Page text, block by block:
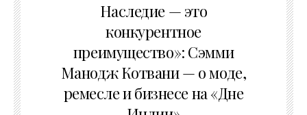
Наследие — это
конкурентное
преимущество»: Сэмми
Манодж Котвани — о моде,
ремесле и бизнесе на «Дне